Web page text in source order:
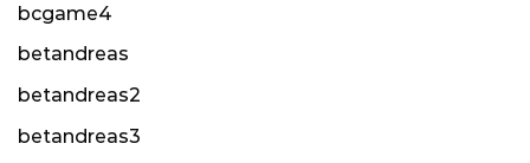
bcgame4
betandreas
betandreas2
betandreas3